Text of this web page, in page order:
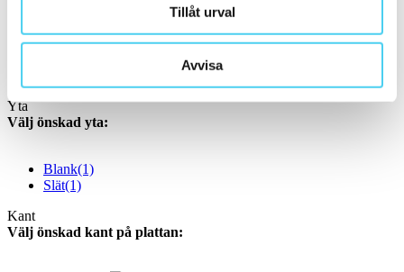
Tillåt urval
Avvisa
ca 60x20 cm(1)
ca 60x30 cm(4)
55x33.3 cm(1)
60x30 cm(3)
Yta
Välj önskad yta:
Blank(1)
Slät(1)
Kant
Välj önskad kant på plattan: